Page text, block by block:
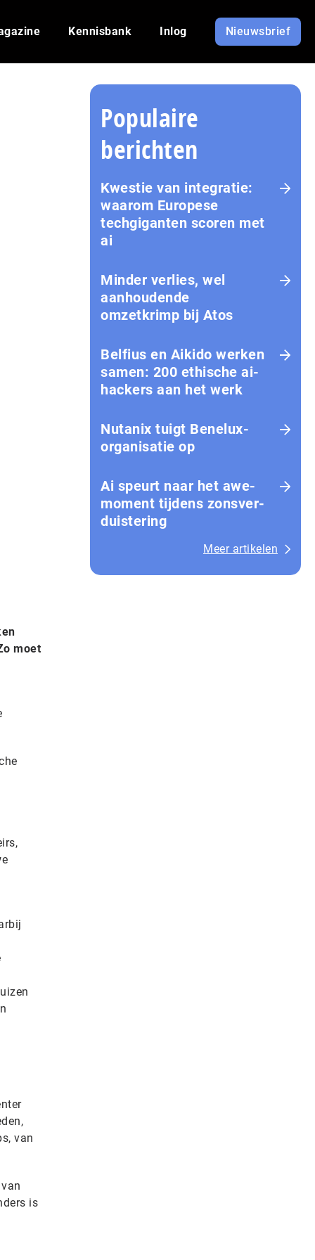
Kennisbank Inlog Nieuwsbrief
moet
van
is
Populaire
berichten
Kwestie van integratie:
waarom Europese
techgiganten scoren met
ai
Minder verlies, wel
aanhoudende
omzetkrimp bij Atos
Belfius en Aikido werken
samen: 200 ethische ai-
hackers aan het werk
Nutanix tuigt Benelux-
organisatie op
Ai speurt naar het awe-
moment tijdens zons­ver­
duis­te­ring
Meer artikelen